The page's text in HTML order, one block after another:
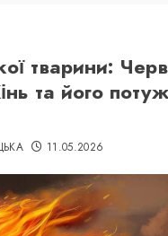
тварини:
та його
11.05.2026